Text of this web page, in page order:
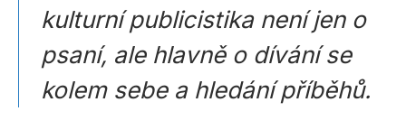
kulturní publicistika není jen o
psaní, ale hlavně o dívání se
kolem sebe a hledání příběhů.